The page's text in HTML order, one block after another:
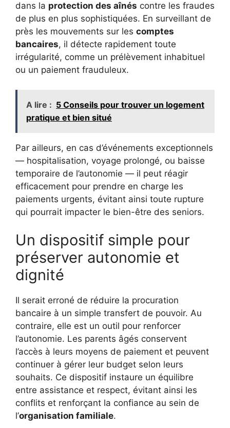
dans la protection des aînés contre les fraudes
de plus en plus sophistiquées. En surveillant de
près les mouvements sur les comptes
bancaires, il détecte rapidement toute
irrégularité, comme un prélèvement inhabituel
ou un paiement frauduleux.
A lire : 5 Conseils pour trouver un logement
pratique et bien situé
Par ailleurs, en cas d’événements exceptionnels
— hospitalisation, voyage prolongé, ou baisse
temporaire de l’autonomie — il peut réagir
efficacement pour prendre en charge les
paiements urgents, évitant ainsi toute rupture
qui pourrait impacter le bien-être des seniors.
Un dispositif simple pour
préserver autonomie et
dignité
Il serait erroné de réduire la procuration
bancaire à un simple transfert de pouvoir. Au
contraire, elle est un outil pour renforcer
l’autonomie. Les parents âgés conservent
l’accès à leurs moyens de paiement et peuvent
continuer à gérer leur budget selon leurs
souhaits. Ce dispositif instaure un équilibre
entre assistance et respect, évitant ainsi les
conflits et renforçant la confiance au sein de
l’organisation familiale.